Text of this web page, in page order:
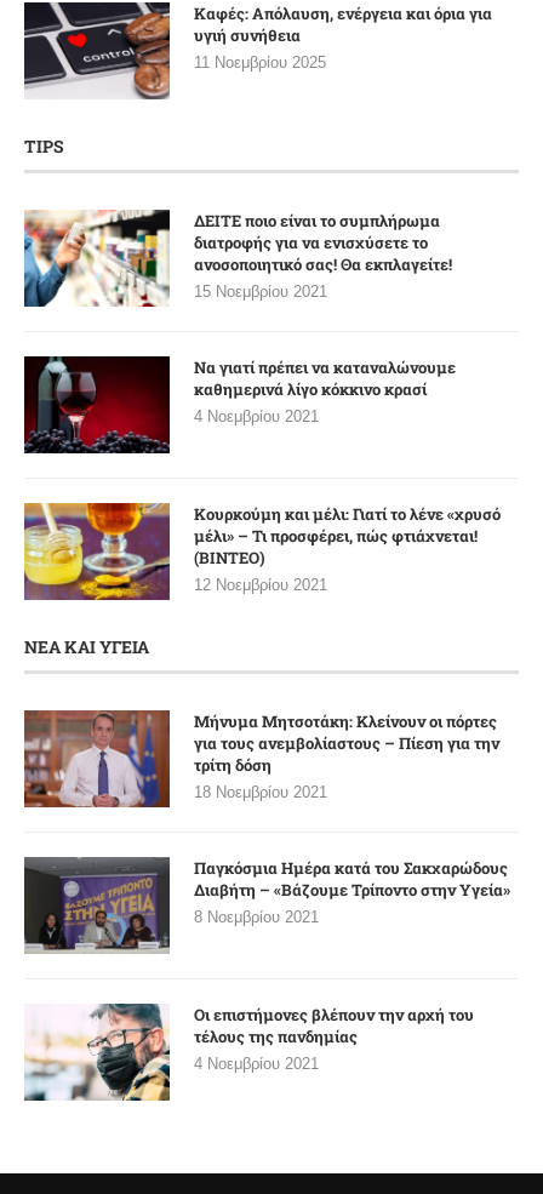
Καφές: Απόλαυση, ενέργεια και όρια για
υγιή συνήθεια
11 Νοεμβρίου 2025
TIPS
ΔΕΙΤΕ ποιο είναι το συμπλήρωμα
διατροφής για να ενισχύσετε το
ανοσοποιητικό σας! Θα εκπλαγείτε!
15 Νοεμβρίου 2021
Να γιατί πρέπει να καταναλώνουμε
καθημερινά λίγο κόκκινο κρασί
4 Νοεμβρίου 2021
Κουρκούμη και μέλι: Γιατί το λένε «χρυσό
μέλι» – Τι προσφέρει, πώς φτιάχνεται!
(ΒΙΝΤΕΟ)
12 Νοεμβρίου 2021
ΝΕΑ ΚΑΙ ΥΓΕΙΑ
Μήνυμα Μητσοτάκη: Κλείνουν οι πόρτες
για τους ανεμβολίαστους – Πίεση για την
τρίτη δόση
18 Νοεμβρίου 2021
Παγκόσμια Ημέρα κατά του Σακχαρώδους
Διαβήτη – «Βάζουμε Τρίποντο στην Υγεία»
8 Νοεμβρίου 2021
Οι επιστήμονες βλέπουν την αρχή του
τέλους της πανδημίας
4 Νοεμβρίου 2021